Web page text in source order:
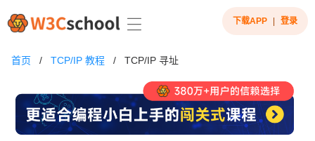
下载APP 登录
首页 / TCP/IP 教程 / TCP/IP 寻址